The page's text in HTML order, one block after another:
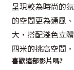
呈現較為時尚的
的空間更為通風
大，搭配淺色立
四米的挑高空間
喜歡這部影片嗎?